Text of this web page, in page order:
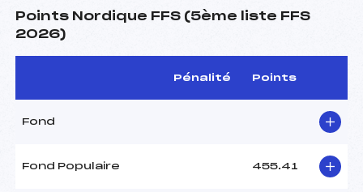
Points Nordique FFS (5ème liste FFS
2026)
Pénalité Points
Fond
Fond Populaire 455.41